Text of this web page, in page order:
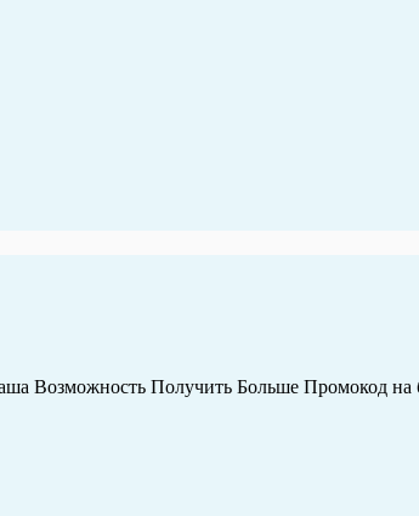
Возможность Получить Больше Промокод на